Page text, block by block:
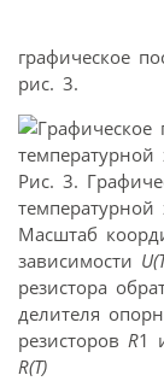
графическое
рис. 3.
Рис. 3.
температурной
Масштаб
зависимости
резистора
делителя
резисторов R1
R(Т)